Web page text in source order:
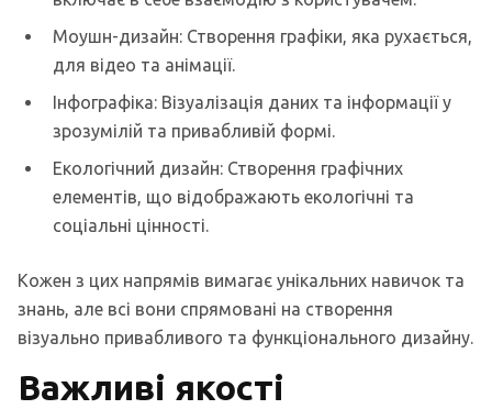
Моушн-дизайн: Створення графіки, яка рухається,
для відео та анімації.
Інфографіка: Візуалізація даних та інформації у
зрозумілій та привабливій формі.
Екологічний дизайн: Створення графічних
елементів, що відображають екологічні та
соціальні цінності.
Кожен з цих напрямів вимагає унікальних навичок та
знань, але всі вони спрямовані на створення
візуально привабливого та функціонального дизайну.
Важливі якості